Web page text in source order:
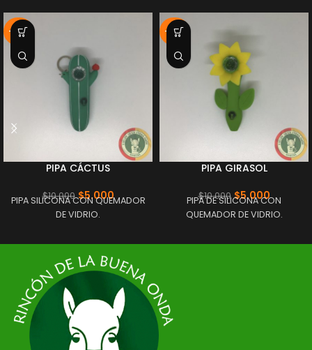
-50%
PIPA CÁCTUS
$10.000 $5.000
PIPA SILICONA CON QUEMADOR
DE VIDRIO.
-50%
PIPA GIRASOL
$10.000 $5.000
PIPA DE SILICONA CON
QUEMADOR DE VIDRIO.